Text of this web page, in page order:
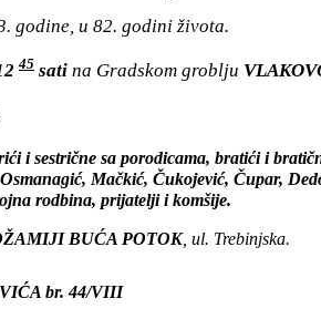
godine, u 82. godini života.
45 sati na Gradskom groblju
i sestrične sa porodicama, bratići i
Mačkić, Čukojević, Čupar,
rodbina, prijatelji i komšije.
BUĆA POTOK, ul. Trebinjska.
br. 44/VIII